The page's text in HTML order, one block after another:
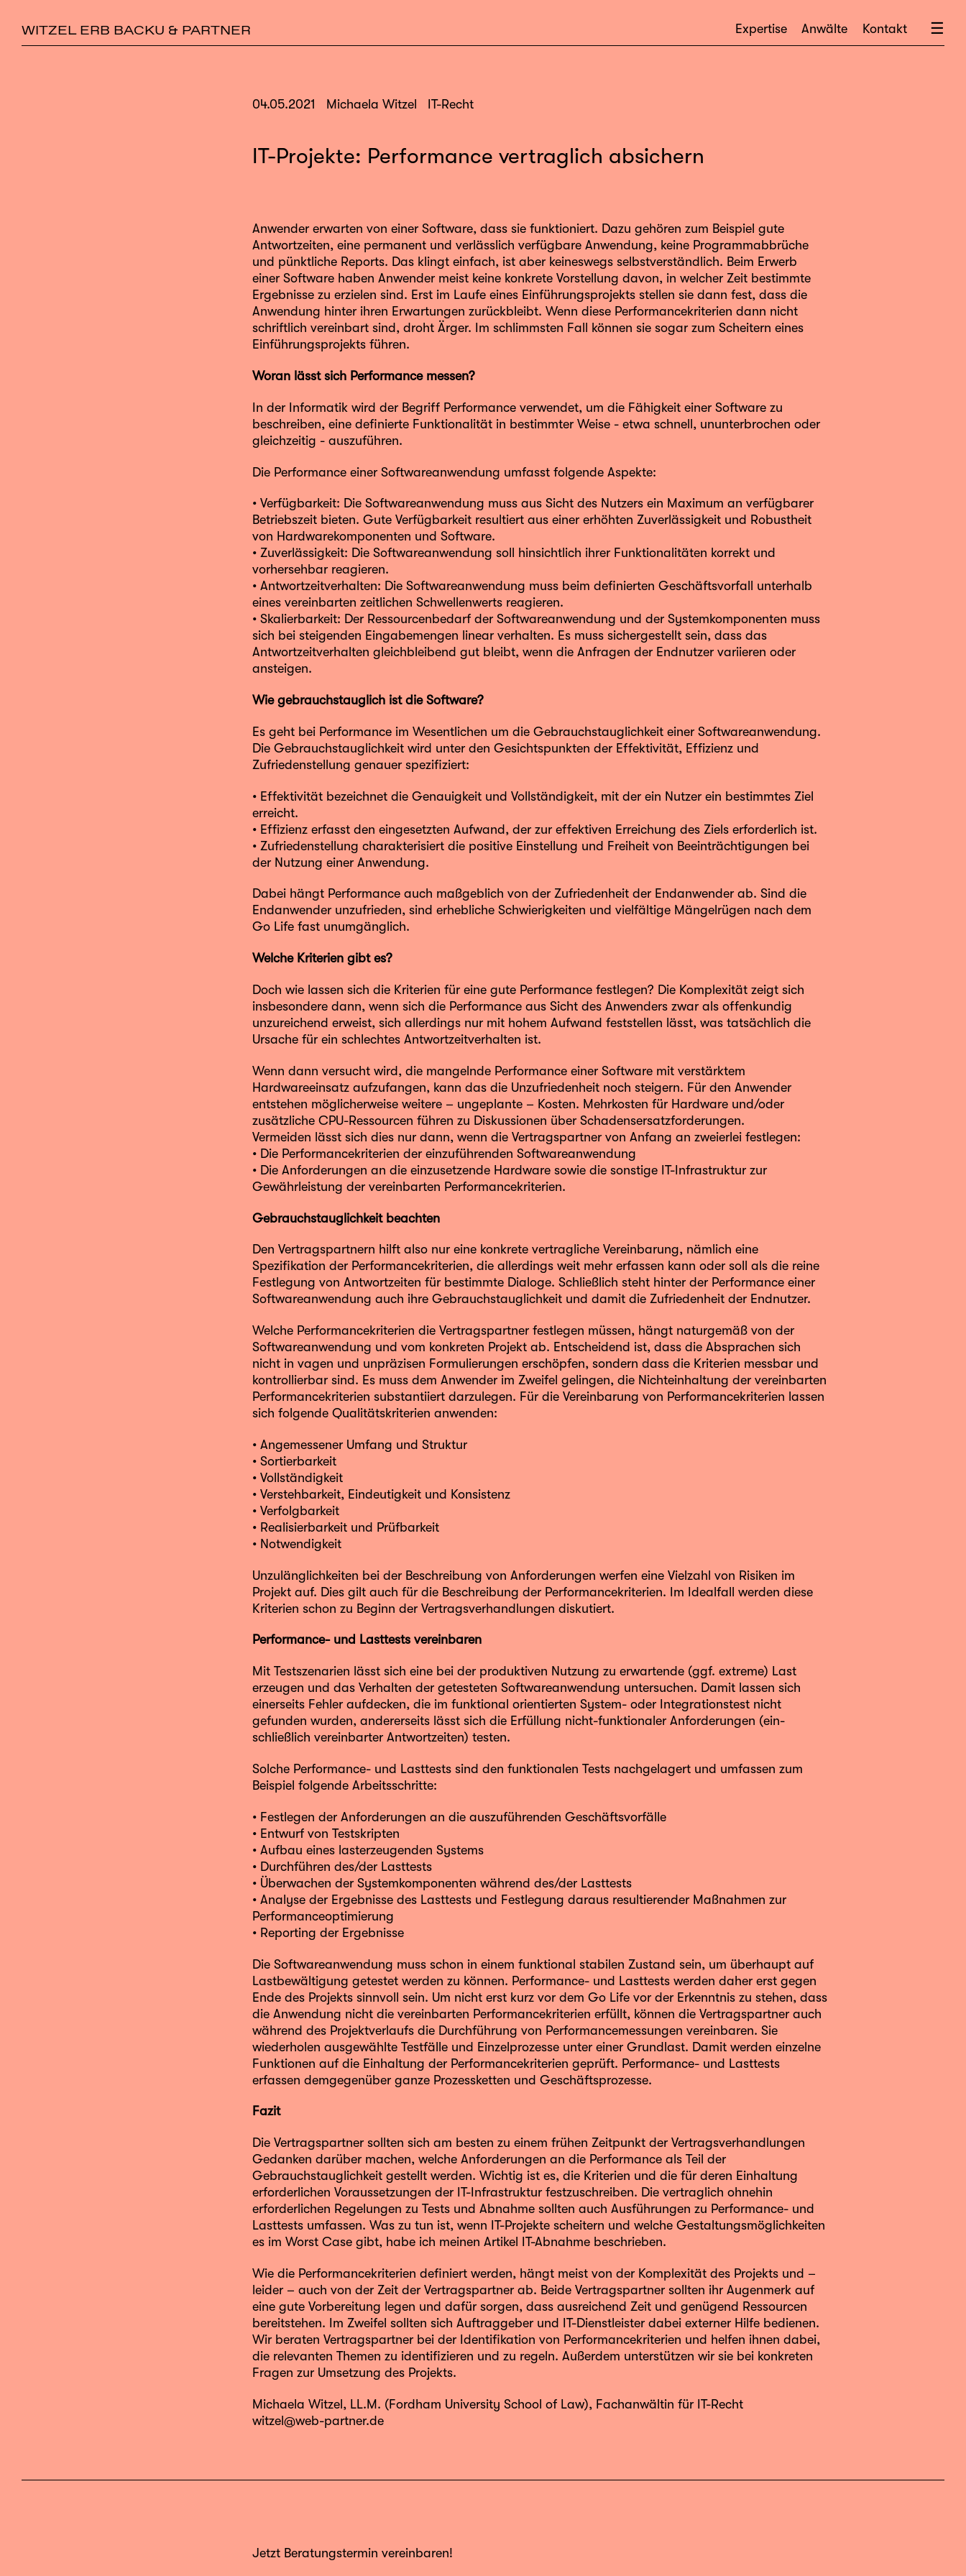
WITZEL ERB BACKU & PARTNER ☰
Expertise Anwälte Kontakt ×
04.05.2021 Michaela Witzel IT-Recht
IT-Projekte: Performance vertraglich absichern
Anwender erwarten von einer Software, dass sie funktioniert. Dazu gehören zum Beispiel gute
Antwortzeiten, eine permanent und verlässlich verfügbare Anwendung, keine Programmabbrüche
und pünktliche Reports. Das klingt einfach, ist aber keineswegs selbstverständlich. Beim Erwerb
einer Software haben Anwender meist keine konkrete Vorstellung davon, in welcher Zeit bestimmte
Ergebnisse zu erzielen sind. Erst im Laufe eines Einführungsprojekts stellen sie dann fest, dass die
Anwendung hinter ihren Erwartungen zurückbleibt. Wenn diese Performancekriterien dann nicht
schriftlich vereinbart sind, droht Ärger. Im schlimmsten Fall können sie sogar zum Scheitern eines
Einführungsprojekts führen.
Woran lässt sich Performance messen?
In der Informatik wird der Begriff Performance verwendet, um die Fähigkeit einer Software zu
beschreiben, eine definierte Funktionalität in bestimmter Weise - etwa schnell, ununterbrochen oder
gleichzeitig - auszuführen.
Die Performance einer Softwareanwendung umfasst folgende Aspekte:
• Verfügbarkeit: Die Softwareanwendung muss aus Sicht des Nutzers ein Maximum an verfügbarer
Betriebszeit bieten. Gute Verfügbarkeit resultiert aus einer erhöhten Zuverlässigkeit und Robustheit
von Hardwarekomponenten und Software.
• Zuverlässigkeit: Die Softwareanwendung soll hinsichtlich ihrer Funktionalitäten korrekt und
vorhersehbar reagieren.
• Antwortzeitverhalten: Die Softwareanwendung muss beim definierten Geschäftsvorfall unterhalb
eines vereinbarten zeitlichen Schwellenwerts reagieren.
• Skalierbarkeit: Der Ressourcenbedarf der Softwareanwendung und der Systemkomponenten muss
sich bei steigenden Eingabemengen linear verhalten. Es muss sichergestellt sein, dass das
Antwortzeitverhalten gleichbleibend gut bleibt, wenn die Anfragen der Endnutzer variieren oder
ansteigen.
Wie gebrauchstauglich ist die Software?
Es geht bei Performance im Wesentlichen um die Gebrauchstauglichkeit einer Softwareanwendung.
Die Gebrauchstauglichkeit wird unter den Gesichtspunkten der Effektivität, Effizienz und
Zufriedenstellung genauer spezifiziert:
• Effektivität bezeichnet die Genauigkeit und Vollständigkeit, mit der ein Nutzer ein bestimmtes Ziel
erreicht.
• Effizienz erfasst den eingesetzten Aufwand, der zur effektiven Erreichung des Ziels erforderlich ist.
• Zufriedenstellung charakterisiert die positive Einstellung und Freiheit von Beeinträchtigungen bei
der Nutzung einer Anwendung.
Dabei hängt Performance auch maßgeblich von der Zufriedenheit der Endanwender ab. Sind die
Endanwender unzufrieden, sind erhebliche Schwierigkeiten und vielfältige Mängelrügen nach dem
Go Life fast unumgänglich.
Welche Kriterien gibt es?
Doch wie lassen sich die Kriterien für eine gute Performance festlegen? Die Komplexität zeigt sich
insbesondere dann, wenn sich die Performance aus Sicht des Anwenders zwar als offenkundig
unzureichend erweist, sich allerdings nur mit hohem Aufwand feststellen lässt, was tatsächlich die
Ursache für ein schlechtes Antwortzeitverhalten ist.
Wenn dann versucht wird, die mangelnde Performance einer Software mit verstärktem
Hardwareeinsatz aufzufangen, kann das die Unzufriedenheit noch steigern. Für den Anwender
entstehen möglicherweise weitere – ungeplante – Kosten. Mehrkosten für Hardware und/oder
zusätzliche CPU-Ressourcen führen zu Diskussionen über Schadensersatzforderungen.
Vermeiden lässt sich dies nur dann, wenn die Vertragspartner von Anfang an zweierlei festlegen:
• Die Performancekriterien der einzuführenden Softwareanwendung
• Die Anforderungen an die einzusetzende Hardware sowie die sonstige IT-Infrastruktur zur
Gewährleistung der vereinbarten Performancekriterien.
Gebrauchstauglichkeit beachten
Den Vertragspartnern hilft also nur eine konkrete vertragliche Vereinbarung, nämlich eine
Spezifikation der Performancekriterien, die allerdings weit mehr erfassen kann oder soll als die reine
Festlegung von Antwortzeiten für bestimmte Dialoge. Schließlich steht hinter der Performance einer
Softwareanwendung auch ihre Gebrauchstauglichkeit und damit die Zufriedenheit der Endnutzer.
Welche Performancekriterien die Vertragspartner festlegen müssen, hängt naturgemäß von der
Softwareanwendung und vom konkreten Projekt ab. Entscheidend ist, dass die Absprachen sich
nicht in vagen und unpräzisen Formulierungen erschöpfen, sondern dass die Kriterien messbar und
kontrollierbar sind. Es muss dem Anwender im Zweifel gelingen, die Nichteinhaltung der vereinbarten
Performancekriterien substantiiert darzulegen. Für die Vereinbarung von Performancekriterien lassen
sich folgende Qualitätskriterien anwenden:
• Angemessener Umfang und Struktur
• Sortierbarkeit
• Vollständigkeit
• Verstehbarkeit, Eindeutigkeit und Konsistenz
• Verfolgbarkeit
• Realisierbarkeit und Prüfbarkeit
• Notwendigkeit
Unzulänglichkeiten bei der Beschreibung von Anforderungen werfen eine Vielzahl von Risiken im
Projekt auf. Dies gilt auch für die Beschreibung der Performancekriterien. Im Idealfall werden diese
Kriterien schon zu Beginn der Vertragsverhandlungen diskutiert.
Performance- und Lasttests vereinbaren
Mit Testszenarien lässt sich eine bei der produktiven Nutzung zu erwartende (ggf. extreme) Last
erzeugen und das Verhalten der getesteten Softwareanwendung untersuchen. Damit lassen sich
einerseits Fehler aufdecken, die im funktional orientierten System- oder Integrationstest nicht
gefunden wurden, andererseits lässt sich die Erfüllung nicht-funktionaler Anforderungen (ein-
schließlich vereinbarter Antwortzeiten) testen.
Solche Performance- und Lasttests sind den funktionalen Tests nachgelagert und umfassen zum
Beispiel folgende Arbeitsschritte:
• Festlegen der Anforderungen an die auszuführenden Geschäftsvorfälle
• Entwurf von Testskripten
• Aufbau eines lasterzeugenden Systems
• Durchführen des/der Lasttests
• Überwachen der Systemkomponenten während des/der Lasttests
• Analyse der Ergebnisse des Lasttests und Festlegung daraus resultierender Maßnahmen zur
Performanceoptimierung
• Reporting der Ergebnisse
Die Softwareanwendung muss schon in einem funktional stabilen Zustand sein, um überhaupt auf
Lastbewältigung getestet werden zu können. Performance- und Lasttests werden daher erst gegen
Ende des Projekts sinnvoll sein. Um nicht erst kurz vor dem Go Life vor der Erkenntnis zu stehen, dass
die Anwendung nicht die vereinbarten Performancekriterien erfüllt, können die Vertragspartner auch
während des Projektverlaufs die Durchführung von Performancemessungen vereinbaren. Sie
wiederholen ausgewählte Testfälle und Einzelprozesse unter einer Grundlast. Damit werden einzelne
Funktionen auf die Einhaltung der Performancekriterien geprüft. Performance- und Lasttests
erfassen demgegenüber ganze Prozessketten und Geschäftsprozesse.
Fazit
Die Vertragspartner sollten sich am besten zu einem frühen Zeitpunkt der Vertragsverhandlungen
Gedanken darüber machen, welche Anforderungen an die Performance als Teil der
Gebrauchstauglichkeit gestellt werden. Wichtig ist es, die Kriterien und die für deren Einhaltung
erforderlichen Voraussetzungen der IT-Infrastruktur festzuschreiben. Die vertraglich ohnehin
erforderlichen Regelungen zu Tests und Abnahme sollten auch Ausführungen zu Performance- und
Lasttests umfassen. Was zu tun ist, wenn IT-Projekte scheitern und welche Gestaltungsmöglichkeiten
es im Worst Case gibt, habe ich meinen Artikel
IT-Abnahme beschrieben.
Wie die Performancekriterien definiert werden, hängt meist von der Komplexität des Projekts und –
leider – auch von der Zeit der Vertragspartner ab. Beide Vertragspartner sollten ihr Augenmerk auf
eine gute Vorbereitung legen und dafür sorgen, dass ausreichend Zeit und genügend Ressourcen
bereitstehen. Im Zweifel sollten sich Auftraggeber und IT-Dienstleister dabei externer Hilfe bedienen.
Wir beraten Vertragspartner bei der Identifikation von Performancekriterien und helfen ihnen dabei,
die relevanten Themen zu identifizieren und zu regeln. Außerdem unterstützen wir sie bei konkreten
Fragen zur Umsetzung des Projekts.
Michaela Witzel, LL.M. (Fordham University School of Law), Fachanwältin für IT-Recht
witzel@web-partner.de
Jetzt Beratungstermin vereinbaren!